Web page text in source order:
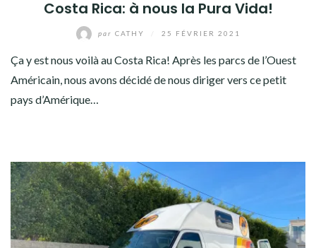
Costa Rica: à nous la Pura Vida!
par CATHY 25 FÉVRIER 2021
Ça y est nous voilà au Costa Rica! Après les parcs de l’Ouest
Américain, nous avons décidé de nous diriger vers ce petit
pays d’Amérique…